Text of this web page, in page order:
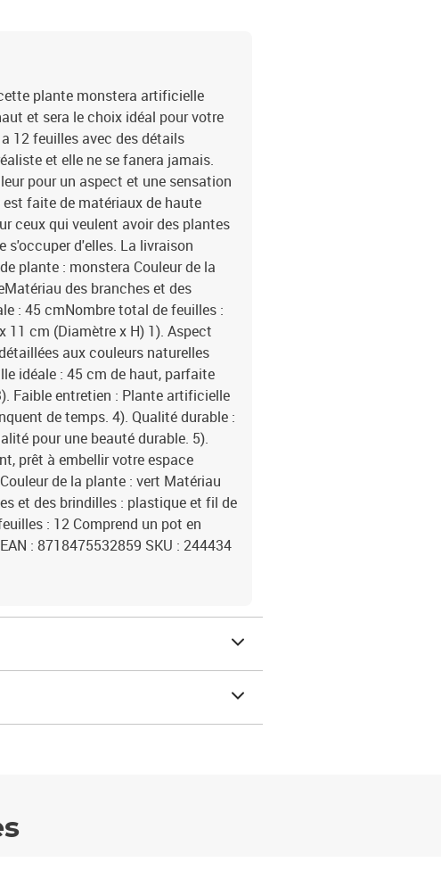
plante monstera artificielle
et sera le choix idéal pour votre
12 feuilles avec des détails
et elle ne se fanera jamais.
pour un aspect et une sensation
faite de matériaux de haute
ceux qui veulent avoir des plantes
s'occuper d'elles. La livraison
plante : monstera Couleur de la
des branches et des
: 45 cmNombre total de feuilles :
11 cm (Diamètre x H) 1). Aspect
aux couleurs naturelles
idéale : 45 cm de haut, parfaite
Faible entretien : Plante artificielle
de temps. 4). Qualité durable :
pour une beauté durable. 5).
prêt à embellir votre espace
de la plante : vert Matériau
et des brindilles : plastique et fil de
: 12 Comprend un pot en
: 8718475532859 SKU : 244434